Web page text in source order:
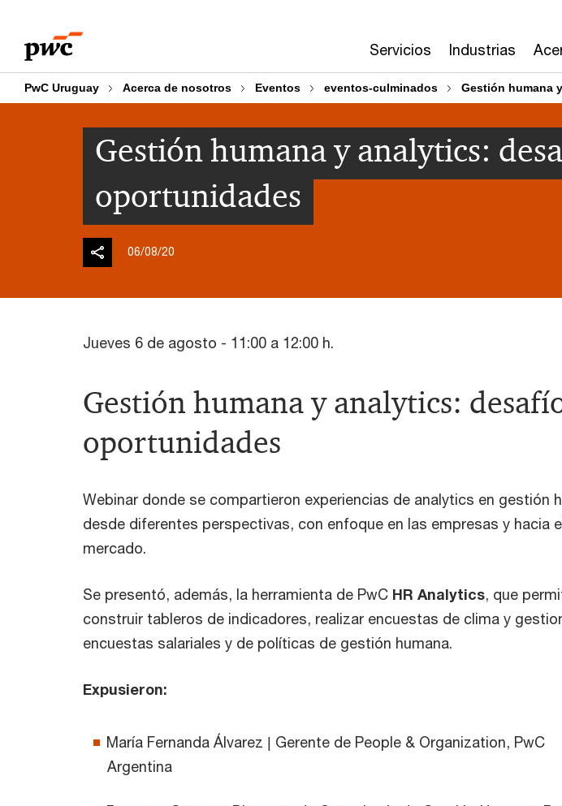
content
footer
Servicios Industrias
PwC Uruguay Acerca de nosotros Eventos eventos-culminados Gestión humana
Gestión humana y analytics:
oportunidades
06/08/20
Jueves 6 de agosto - 11:00 a 12:00 h.
Gestión humana y analytics:
oportunidades
Webinar donde se compartieron experiencias de analytics en gestión
desde diferentes perspectivas, con enfoque en las empresas y hacia
mercado.
Se presentó, además, la herramienta de PwC HR Analytics, que
construir tableros de indicadores, realizar encuestas de clima y
encuestas salariales y de políticas de gestión humana.
Expusieron:
María Fernanda Álvarez | Gerente de People & Organization, PwC
Argentina